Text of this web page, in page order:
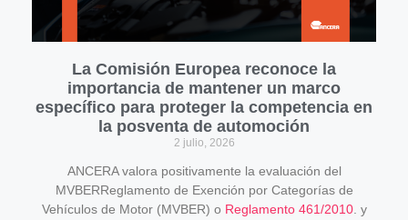
La Comisión Europea reconoce la
importancia de mantener un marco
específico para proteger la competencia en
la posventa de automoción
2 julio, 2026
ANCERA valora positivamente la evaluación del
MVBERReglamento de Exención por Categorías de
Vehículos de Motor (MVBER) o Reglamento 461/2010. y